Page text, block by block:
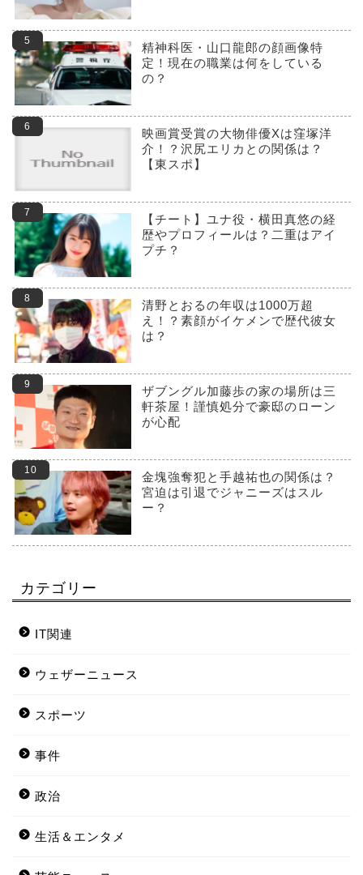
精神科医・山口龍郎の顔画像特
定！現在の職業は何をしている
の？
映画賞受賞の大物俳優Xは窪塚洋
介！？沢尻エリカとの関係は？
【東スポ】
【チート】ユナ役・横田真悠の経
歴やプロフィールは？二重はアイ
プチ？
清野とおるの年収は1000万超
え！？素顔がイケメンで歴代彼女
は？
ザブングル加藤歩の家の場所は三
軒茶屋！謹慎処分で豪邸のローン
が心配
金塊強奪犯と手越祐也の関係は？
宮迫は引退でジャニーズはスル
ー？
カテゴリー
IT関連
ウェザーニュース
スポーツ
事件
政治
生活＆エンタメ